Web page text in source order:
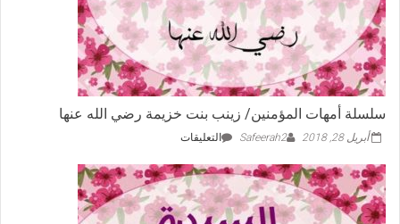
سلسلة أمهات المؤمنين/ زينب بنت خزيمة رضي الله عنها
أبريل 28, 2018 Safeerah2 التعليقاتعلى
أمهات
المؤمنين/
زينب
بنت